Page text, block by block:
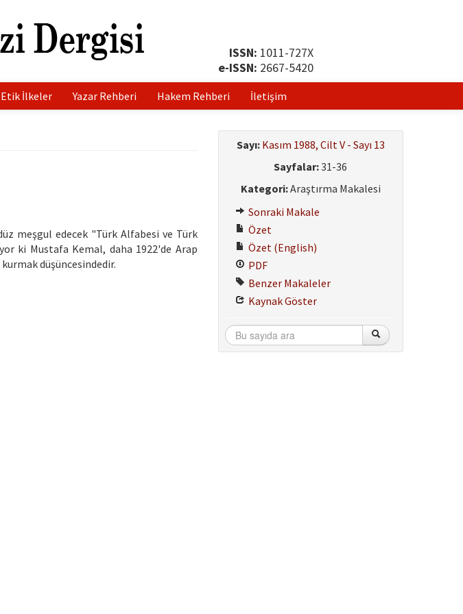
ISSN: 1011-727X
e-ISSN: 2667-5420
Etik İlkeler Yazar Rehberi Hakem Rehberi İletişim
meşgul edecek "Türk Alfabesi ve Türk
ki Mustafa Kemal, daha 1922'de Arap
düşüncesindedir.
Sayı: Kasım 1988, Cilt V - Sayı 13
Sayfalar:31-36
Kategori:Araştırma Makalesi
Sonraki Makale
Özet
Özet (English)
PDF
Benzer Makaleler
Kaynak Göster